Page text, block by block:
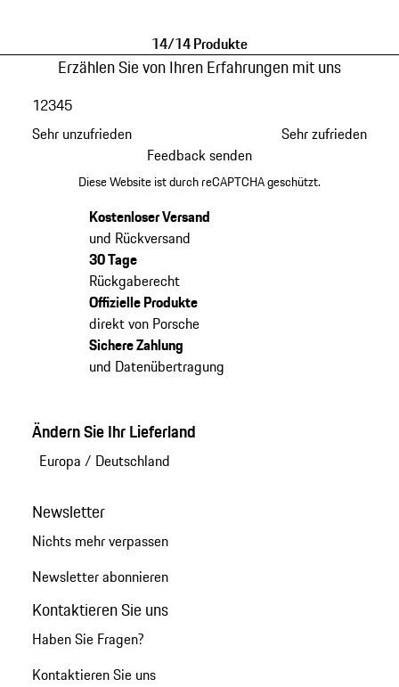
14/14 Produkte
Erzählen Sie von Ihren Erfahrungen mit uns
Sehr unzufrieden
12345
Sehr zufrieden
Feedback senden
Diese Website ist durch reCAPTCHA geschützt.
Kostenloser Versand
und Rückversand
30 Tage
Rückgaberecht
Offizielle Produkte
direkt von Porsche
Sichere Zahlung
und Datenübertragung
Ändern Sie Ihr Lieferland
Europa / Deutschland
Newsletter
Nichts mehr verpassen
Newsletter abonnieren
Kontaktieren Sie uns
Haben Sie Fragen?
Kontaktieren Sie uns